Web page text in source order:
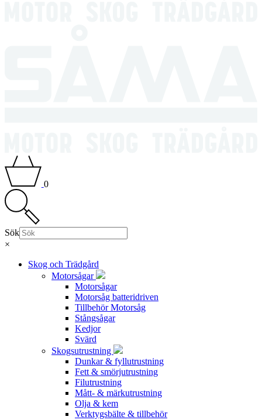
0
Sök
×
Skog och Trädgård
Motorsågar
Motorsågar
Motorsåg batteridriven
Tillbehör Motorsåg
Stångsågar
Kedjor
Svärd
Skogsutrustning
Dunkar & fyllutrustning
Fett & smörjutrustning
Filutrustning
Mått- & märkutrustning
Olja & kem
Verktygsbälte & tillbehör